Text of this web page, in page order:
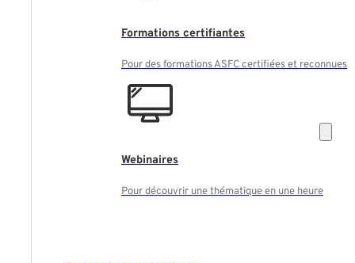
Formations certifiantes
Pour des formations ASFC certifiées et reconnues
Webinaires
Pour découvrir une thématique en une heure